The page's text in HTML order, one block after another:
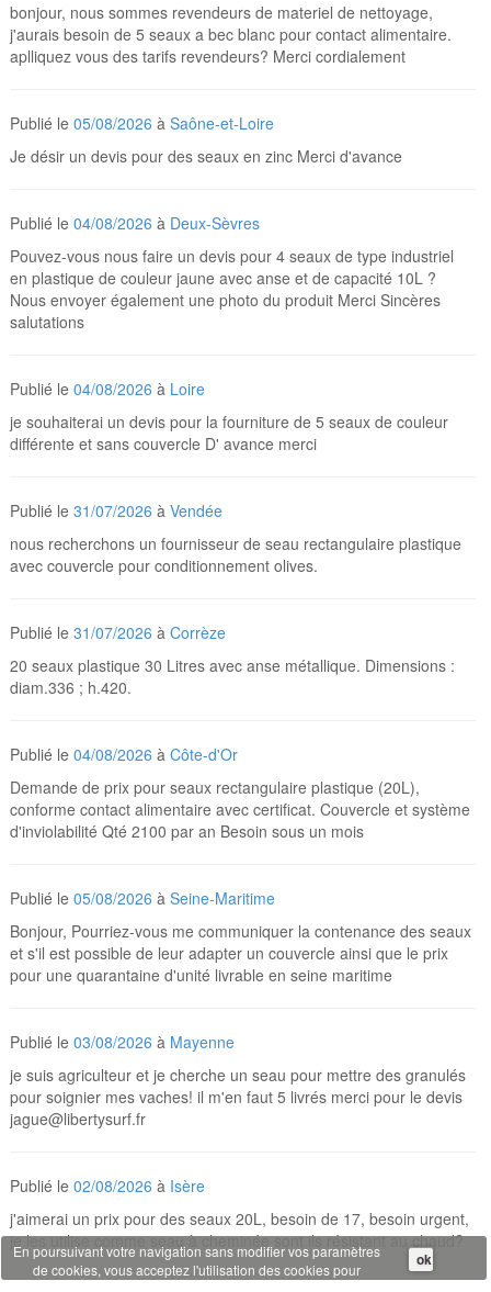
bonjour, nous sommes revendeurs de materiel de nettoyage,
j'aurais besoin de 5 seaux a bec blanc pour contact alimentaire.
aplliquez vous des tarifs revendeurs? Merci cordialement
Publié le05/08/2026 àSaône-et-Loire
Je désir un devis pour des seaux en zinc Merci d'avance
Publié le04/08/2026 à Deux-Sèvres
Pouvez-vous nous faire un devis pour 4 seaux de type industriel
en plastique de couleur jaune avec anse et de capacité 10L ?
Nous envoyer également une photo du produit Merci Sincères
salutations
Publié le04/08/2026 à Loire
je souhaiterai un devis pour la fourniture de 5 seaux de couleur
différente et sans couvercle D' avance merci
Publié le31/07/2026 àVendée
nous recherchons un fournisseur de seau rectangulaire plastique
avec couvercle pour conditionnement olives.
Publié le31/07/2026 àCorrèze
20 seaux plastique 30 Litres avec anse métallique. Dimensions :
diam.336 ; h.420.
Publié le04/08/2026 àCôte-d'Or
Demande de prix pour seaux rectangulaire plastique (20L),
conforme contact alimentaire avec certificat. Couvercle et système
d'inviolabilité Qté 2100 par an Besoin sous un mois
Publié le05/08/2026 àSeine-Maritime
Bonjour, Pourriez-vous me communiquer la contenance des seaux
et s'il est possible de leur adapter un couvercle ainsi que le prix
pour une quarantaine d'unité livrable en seine maritime
Publié le03/08/2026 à Mayenne
je suis agriculteur et je cherche un seau pour mettre des granulés
pour soignier mes vaches! il m'en faut 5 livrés merci pour le devis
jague@libertysurf.fr
Publié le02/08/2026 à Isère
j'aimerai un prix pour des seaux 20L, besoin de 17, besoin urgent,
je les utilise comme seau à cheminée sont ils résistant au chaud?
En poursuivant votre navigation sans modifier vos paramètres
de cookies, vous acceptez l'utilisation des cookies pour
ok